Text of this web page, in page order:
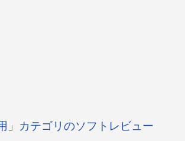
」カテゴリのソフトレビュー